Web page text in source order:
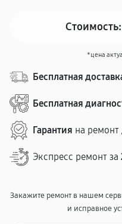
Стоимость:
*цена
Бесплатная
Бесплатная
Гарантия на ремонт
Экспресс ремонт за
Закажите ремонт в нашем
и исправное